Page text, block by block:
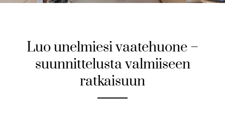
Luo unelmiesi vaatehuone –
suunnittelusta valmiiseen
ratkaisuun